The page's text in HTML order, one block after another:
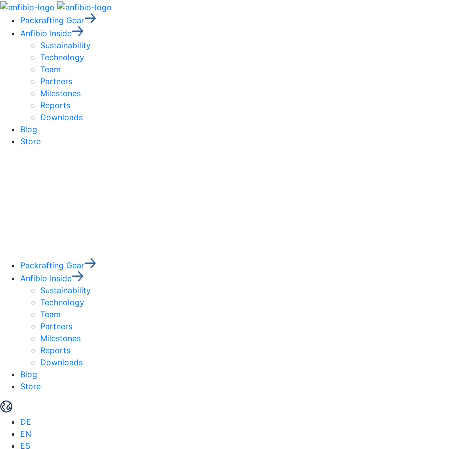
Packrafting Gear
Anfibio Inside
Sustainability
Technology
Team
Partners
Milestones
Reports
Downloads
Blog
Store
Packrafting Gear
Anfibio Inside
Sustainability
Technology
Team
Partners
Milestones
Reports
Downloads
Blog
Store
DE
EN
ES